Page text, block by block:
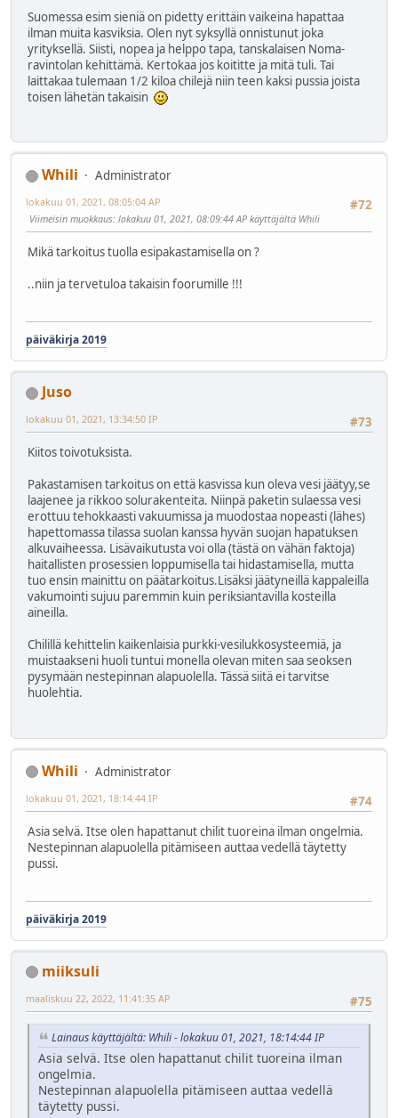
Suomessa esim sieniä on pidetty erittäin vaikeina hapattaa
ilman muita kasviksia. Olen nyt syksyllä onnistunut joka
yrityksellä. Siisti, nopea ja helppo tapa, tanskalaisen Noma-
ravintolan kehittämä. Kertokaa jos koititte ja mitä tuli. Tai
laittakaa tulemaan 1/2 kiloa chilejä niin teen kaksi pussia joista
toisen lähetän takaisin
Whili
Administrator
#72
lokakuu 01, 2021, 08:05:04 AP
Viimeisin muokkaus: lokakuu 01, 2021, 08:09:44 AP käyttäjältä Whili
Mikä tarkoitus tuolla esipakastamisella on ?
..niin ja tervetuloa takaisin foorumille !!!
päiväkirja 2019
Juso
#73
lokakuu 01, 2021, 13:34:50 IP
Kiitos toivotuksista.
Pakastamisen tarkoitus on että kasvissa kun oleva vesi jäätyy,se
laajenee ja rikkoo solurakenteita. Niinpä paketin sulaessa vesi
erottuu tehokkaasti vakuumissa ja muodostaa nopeasti (lähes)
hapettomassa tilassa suolan kanssa hyvän suojan hapatuksen
alkuvaiheessa. Lisävaikutusta voi olla (tästä on vähän faktoja)
haitallisten prosessien loppumisella tai hidastamisella, mutta
tuo ensin mainittu on päätarkoitus.Lisäksi jäätyneillä kappaleilla
vakumointi sujuu paremmin kuin periksiantavilla kosteilla
aineilla.
Chilillä kehittelin kaikenlaisia purkki-vesilukkosysteemiä, ja
muistaakseni huoli tuntui monella olevan miten saa seoksen
pysymään nestepinnan alapuolella. Tässä siitä ei tarvitse
huolehtia.
Whili
Administrator
#74
lokakuu 01, 2021, 18:14:44 IP
Asia selvä. Itse olen hapattanut chilit tuoreina ilman ongelmia.
Nestepinnan alapuolella pitämiseen auttaa vedellä täytetty
pussi.
päiväkirja 2019
miiksuli
#75
maaliskuu 22, 2022, 11:41:35 AP
Lainaus käyttäjältä: Whili - lokakuu 01, 2021, 18:14:44 IP
Asia selvä. Itse olen hapattanut chilit tuoreina ilman
ongelmia.
Nestepinnan alapuolella pitämiseen auttaa vedellä
täytetty pussi.